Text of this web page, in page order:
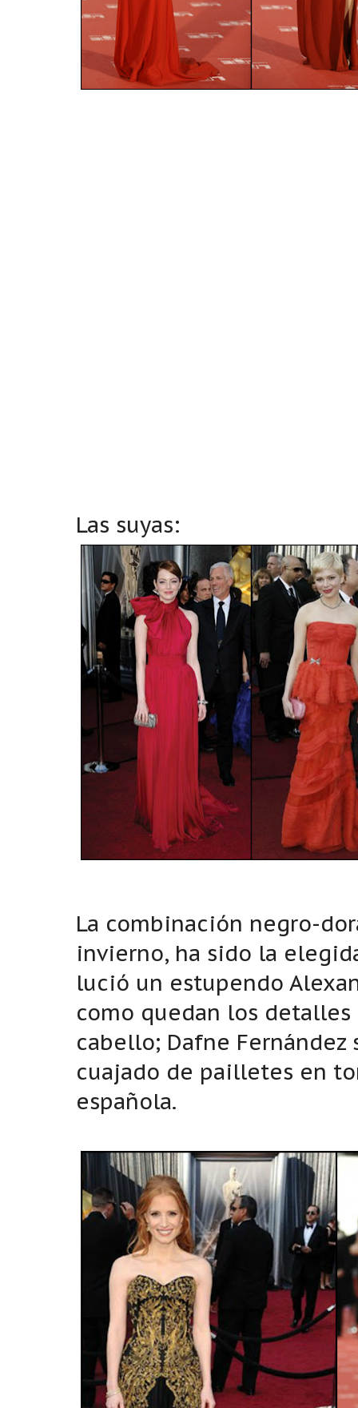
Las suyas:
La combinación negro-
invierno, ha sido la
lució un estupendo
como quedan los
cabello; Dafne
cuajado de pailletes en
española.